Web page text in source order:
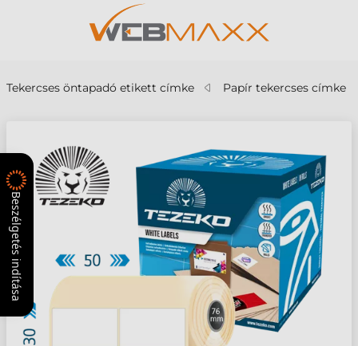
Tekercses öntapadó etikett címke Papír tekercses címke
Beszélgetés indítása